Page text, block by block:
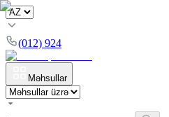
(012) 924
Məhsullar